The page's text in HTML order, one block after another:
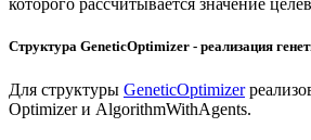
которого рассчитывается значение
Структура GeneticOptimizer - реализация
Для структуры GeneticOptimizer
Optimizer и AlgorithmWithAgents.